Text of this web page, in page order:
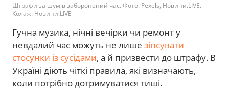
Штрафи за шум в заборонений час. Фото: Pexels, Новини.LIVE.
Колаж: Новини.LIVE
Гучна музика, нічні вечірки чи ремонт у
невдалий час можуть не лише зіпсувати
стосунки із сусідами, а й призвести до штрафу. В
Україні діють чіткі правила, які визначають,
коли потрібно дотримуватися тиші.